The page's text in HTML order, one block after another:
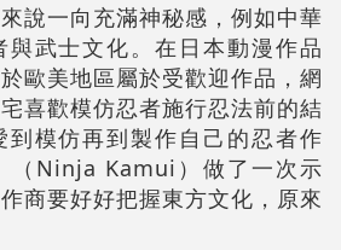
說一向充滿神秘感，例如中華
武士文化。在日本動漫作品
歐美地區屬於受歡迎作品，網
喜歡模仿忍者施行忍法前的結
到模仿再到製作自己的忍者作
（Ninja Kamui）做了一次示
商要好好把握東方文化，原來